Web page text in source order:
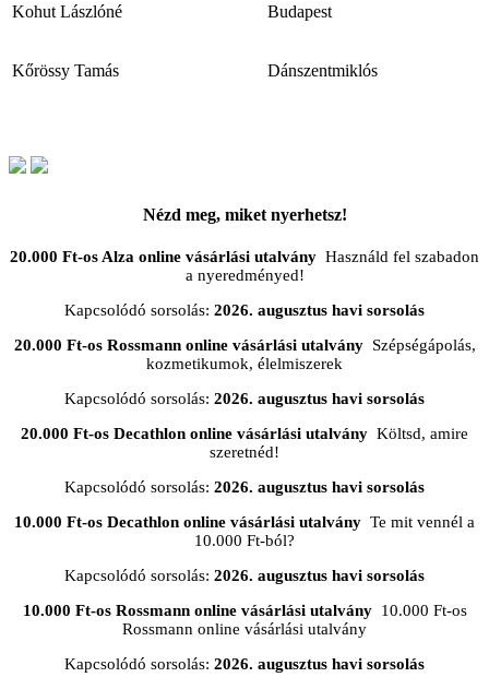
Kohut Lászlóné Budapest
Kőrössy Tamás Dánszentmiklós
Nézd meg, miket nyerhetsz!
20.000 Ft-os Alza online vásárlási utalvány Használd fel szabadon
a nyeredményed!
Kapcsolódó sorsolás: 2026. augusztus havi sorsolás
20.000 Ft-os Rossmann online vásárlási utalványSzépségápolás,
kozmetikumok, élelmiszerek
Kapcsolódó sorsolás: 2026. augusztus havi sorsolás
20.000 Ft-os Decathlon online vásárlási utalvány Költsd, amire
szeretnéd!
Kapcsolódó sorsolás: 2026. augusztus havi sorsolás
10.000 Ft-os Decathlon online vásárlási utalvány Te mit vennél a
10.000 Ft-ból?
Kapcsolódó sorsolás: 2026. augusztus havi sorsolás
10.000 Ft-os Rossmann online vásárlási utalvány10.000 Ft-os
Rossmann online vásárlási utalvány
Kapcsolódó sorsolás: 2026. augusztus havi sorsolás